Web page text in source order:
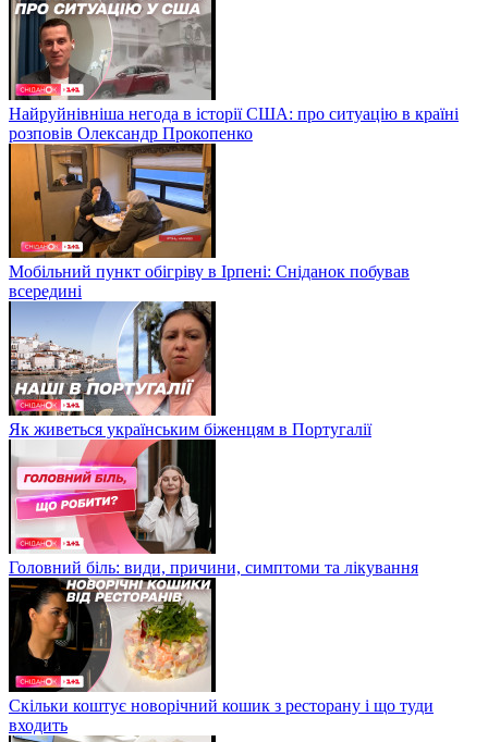
Найруйнівніша негода в історії США: про ситуацію в країні
розповів Олександр Прокопенко
Мобільний пункт обігріву в Ірпені: Сніданок побував
всередині
Як живеться українським біженцям в Португалії
Головний біль: види, причини, симптоми та лікування
Скільки коштує новорічний кошик з ресторану і що туди
входить